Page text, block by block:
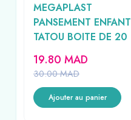
MEGAPLAST
PANSEMENT ENFANT
TATOU BOITE DE 20
30.00MAD
19.80 MAD
Ajouter au panier